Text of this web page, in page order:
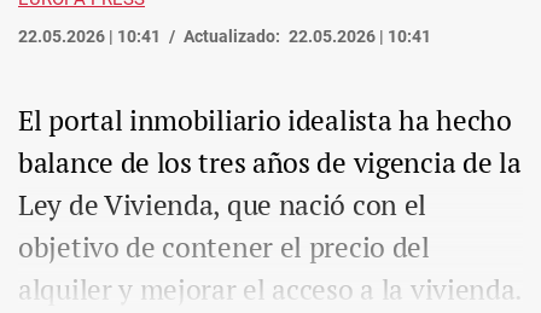
22.05.2026 | 10:41 Actualizado: 22.05.2026 | 10:41
El portal inmobiliario idealista ha hecho
balance de los tres años de vigencia de la
Ley de Vivienda, que nació con el
objetivo de contener el precio del
alquiler y mejorar el acceso a la vivienda.